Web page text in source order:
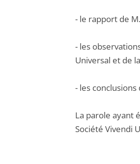
- le rapport de
- les
Universal et de
- les
La parole ayant
Société Vivendi